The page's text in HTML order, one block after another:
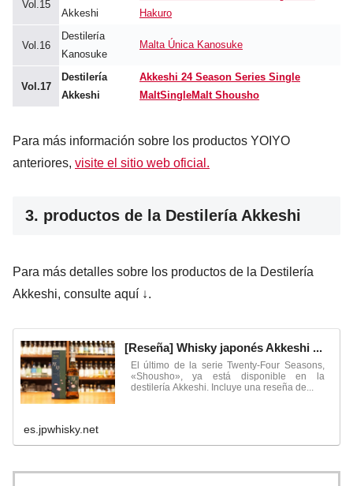
Vol.15
Akkeshi
Hakuro
Vol.16
Destilería
Kanosuke
Malta Única Kanosuke
Vol.17
Destilería
Akkeshi
Akkeshi 24 Season Series Single
MaltSingleMalt Shousho
Para más información sobre los productos YOIYO
anteriores, visite el sitio web oficial.
3. productos de la Destilería Akkeshi
Para más detalles sobre los productos de la Destilería
Akkeshi, consulte aquí ↓.
[Reseña] Whisky japonés Akkeshi ...
El último de la serie Twenty-Four Seasons,
«Shousho», ya está disponible en la
destilería Akkeshi. Incluye una reseña de...
es.jpwhisky.net